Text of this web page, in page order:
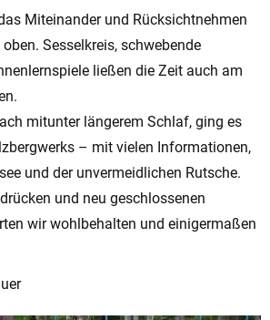
Miteinander und Rücksichtnehmen
Sesselkreis, schwebende
ließen die Zeit auch am
mitunter längerem Schlaf, ging es
– mit vielen Informationen,
und der unvermeidlichen Rutsche.
und neu geschlossenen
wir wohlbehalten und einigermaßen